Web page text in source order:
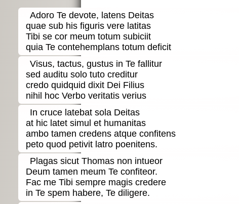
Adoro Te devote, latens Deitas
quae sub his figuris vere latitas
Tibi se cor meum totum subiciit
quia Te contehemplans totum deficit
Visus, tactus, gustus in Te fallitur
sed auditu solo tuto creditur
credo quidquid dixit Dei Filius
nihil hoc Verbo veritatis verius
In cruce latebat sola Deitas
at hic latet simul et humanitas
ambo tamen credens atque confitens
peto quod petivit latro poenitens.
Plagas sicut Thomas non intueor
Deum tamen meum Te confiteor.
Fac me Tibi sempre magis credere
in Te spem habere, Te diligere.